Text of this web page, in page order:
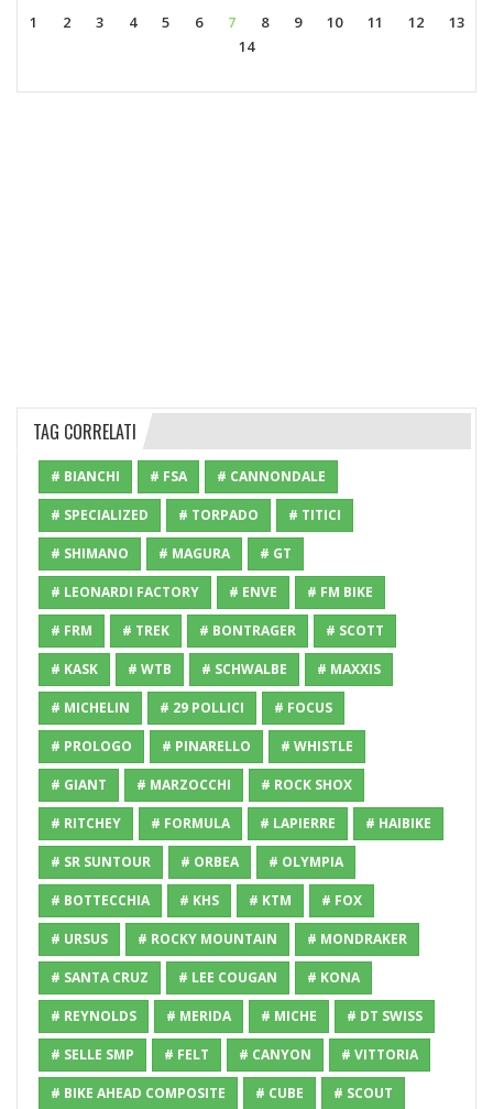
1 2 3 4 5 6 7 8 9 10 11 12
13
14
TAG CORRELATI
# BIANCHI # FSA # CANNONDALE
# SPECIALIZED # TORPADO # TITICI
# SHIMANO # MAGURA # GT
# LEONARDI FACTORY # ENVE # FM BIKE
# FRM # TREK # BONTRAGER # SCOTT
# KASK # WTB # SCHWALBE # MAXXIS
# MICHELIN # 29 POLLICI # FOCUS
# PROLOGO # PINARELLO # WHISTLE
# GIANT # MARZOCCHI # ROCK SHOX
# RITCHEY # FORMULA # LAPIERRE # HAIBIKE
# SR SUNTOUR # ORBEA # OLYMPIA
# BOTTECCHIA # KHS # KTM # FOX
# URSUS # ROCKY MOUNTAIN # MONDRAKER
# SANTA CRUZ # LEE COUGAN # KONA
# REYNOLDS # MERIDA # MICHE # DT SWISS
# SELLE SMP # FELT # CANYON # VITTORIA
# BIKE AHEAD COMPOSITE # CUBE # SCOUT